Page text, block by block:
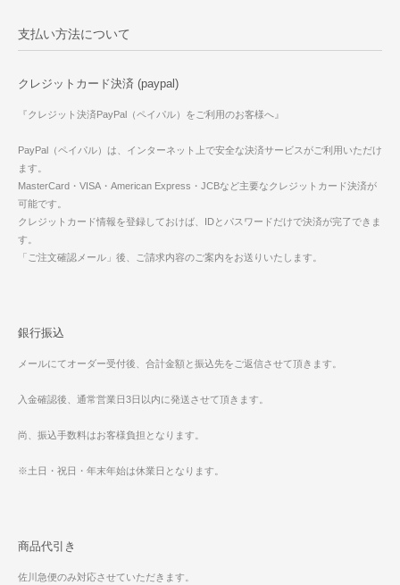
支払い方法について
クレジットカード決済 (paypal)
『クレジット決済PayPal（ペイパル）をご利用のお客様へ』
PayPal（ペイパル）は、インターネット上で安全な決済サービスがご利用いただけ
ます。
MasterCard・VISA・American Express・JCBなど主要なクレジットカード決済が
可能です。
クレジットカード情報を登録しておけば、IDとパスワードだけで決済が完了できま
す。
「ご注文確認メール」後、ご請求内容のご案内をお送りいたします。
銀行振込
メールにてオーダー受付後、合計金額と振込先をご返信させて頂きます。
入金確認後、通常営業日3日以内に発送させて頂きます。
尚、振込手数料はお客様負担となります。
※土日・祝日・年末年始は休業日となります。
商品代引き
佐川急便のみ対応させていただきます。